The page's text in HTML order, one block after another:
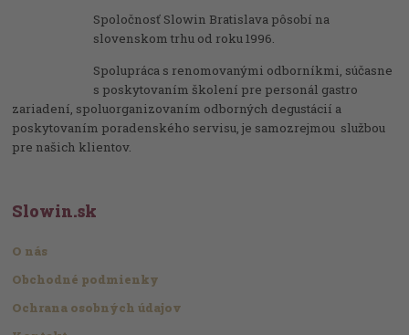
Spoločnosť Slowin Bratislava pôsobí na
slovenskom trhu od roku 1996.
Spolupráca s renomovanými odborníkmi, súčasne
s poskytovaním školení pre personál gastro
zariadení, spoluorganizovaním odborných degustácií a
poskytovaním poradenského servisu, je samozrejmou službou
pre našich klientov.
Slowin.sk
O nás
Obchodné podmienky
Ochrana osobných údajov